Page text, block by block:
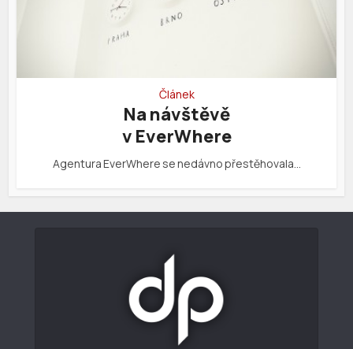
Článek
Na návštěvě
v EverWhere
Agentura EverWhere se nedávno přestěhovala…